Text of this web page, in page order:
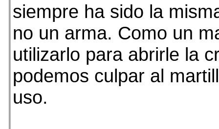
siempre ha sido la
no un arma. Como un
utilizarlo para abrirle la
podemos culpar al
uso.